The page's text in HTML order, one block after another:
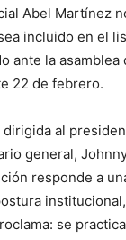
Abel Martínez
incluido en el
ante la asamblea
22 de febrero.
al
general,
responde a
se